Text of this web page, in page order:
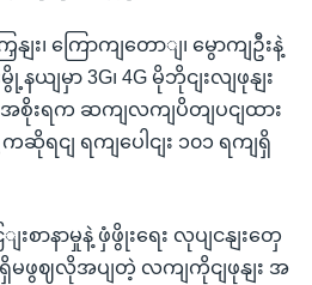
ျး၊ ကြောကျတောျ၊ မွောကျဦးနဲ့
ယျမှာ 3G၊ 4G မိုဘိုငျးလျဖုနျး
စိုးရက ဆကျလကျပိတျပငျထား
ရငျ ရကျပေါငျး ၁၀၁ ရကျရှိ
ာနာမှုနဲ့ ဖှံဖွိုးရေး လုပျငနျးတှေ
ရှိမဖွဈလိုအပျတဲ့ လကျကိုငျဖုနျး အ